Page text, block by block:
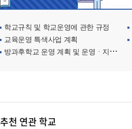
학교규칙 및 학교운영에 관한 규정
교육운영 특색사업 계획
방과후학교 운영 계획 및 운영ㆍ지원현황
추천 연관 학교